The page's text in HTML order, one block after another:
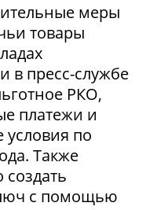
меры
товары
в пресс-службе
РКО,
платежи и
по
Также
создать
с помощью